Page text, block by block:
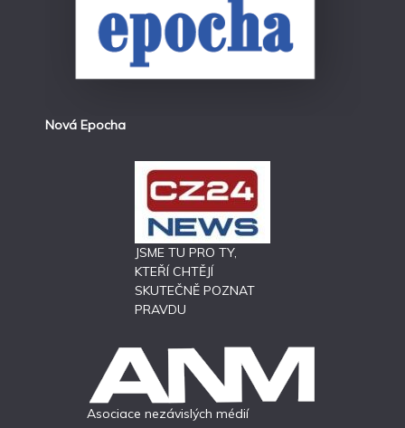
Nová Epocha
JSME TU PRO TY,
KTEŘÍ CHTĚJÍ
SKUTEČNĚ POZNAT
PRAVDU
Asociace nezávislých médií